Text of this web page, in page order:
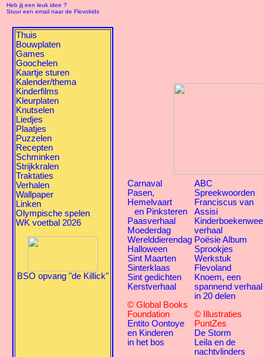
Heb jij een leuk idee ?
Stuur een email naar de Flevokids
Thuis
Bouwplaten
Games
Goochelen
Kaartje sturen
Kalender/thema
Kinderfilms
Kleurplaten
Knutselen
Liedjes
Plaatjes
Puzzelen
Recepten
Schminken
Strijkkralen
Traktaties
Verhalen
Wallpaper
Linken
Olympische spelen
WK voetbal 2026
BSO opvang "de Killick"
Carnaval
Pasen,
Hemelvaart
en Pinksteren
Paasverhaal
Moederdag
Werelddierendag
Halloween
Sint Maarten
Sinterklaas
Sint gedichten
Kerstverhaal
© Global Books
Foundation
Entito Oontoye
en Kinderen
in het bos
ABC
Spreekwoorden
Franciscus van
Assisi
verhaal
Poësie Album
Sprookjes
Werkstuk
Flevoland
Knoem, een
spannend verhaal
in 20 delen
© Illustraties
PuntZes
De Storm
Leila en de
nachtvlinders